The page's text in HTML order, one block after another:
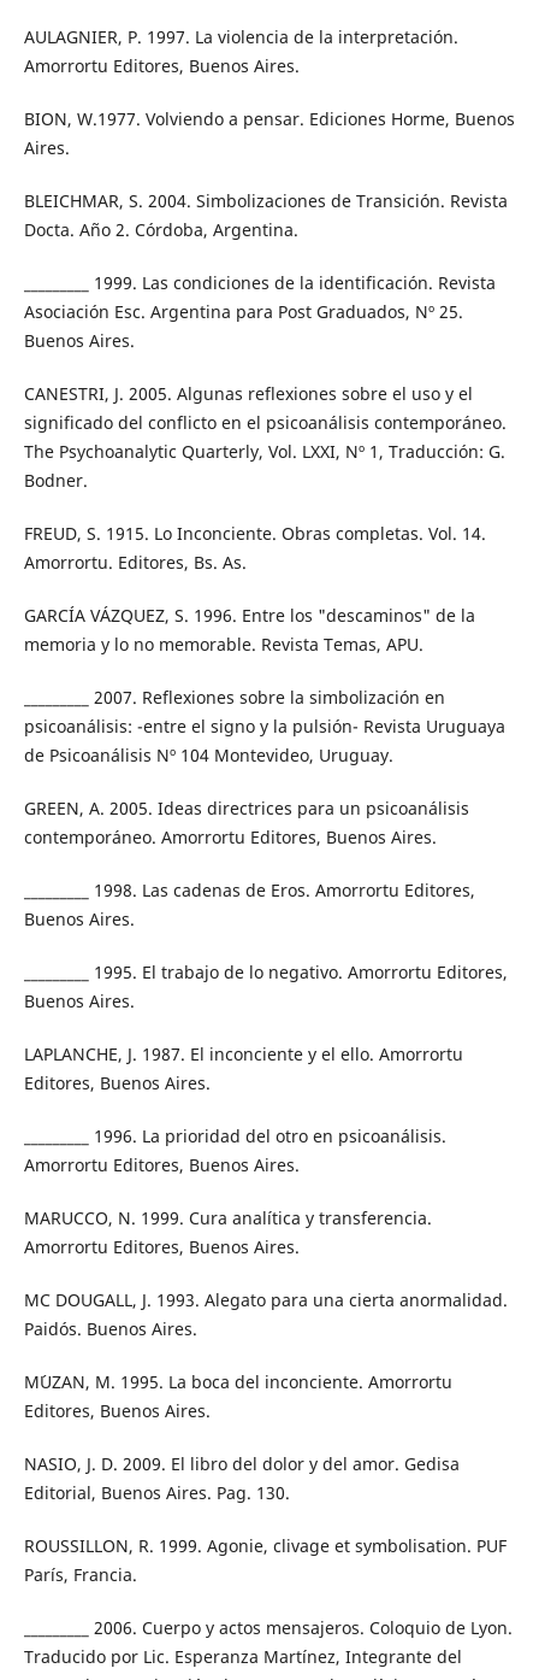
AULAGNIER, P. 1997. La violencia de la interpretación.
Amorrortu Editores, Buenos Aires.
BION, W.1977. Volviendo a pensar. Ediciones Horme, Buenos
Aires.
BLEICHMAR, S. 2004. Simbolizaciones de Transición. Revista
Docta. Año 2. Córdoba, Argentina.
_________ 1999. Las condiciones de la identificación. Revista
Asociación Esc. Argentina para Post Graduados, Nº 25.
Buenos Aires.
CANESTRI, J. 2005. Algunas reflexiones sobre el uso y el
significado del conflicto en el psicoanálisis contemporáneo.
The Psychoanalytic Quarterly, Vol. LXXI, Nº 1, Traducción: G.
Bodner.
FREUD, S. 1915. Lo Inconciente. Obras completas. Vol. 14.
Amorrortu. Editores, Bs. As.
GARCÍA VÁZQUEZ, S. 1996. Entre los "descaminos" de la
memoria y lo no memorable. Revista Temas, APU.
_________ 2007. Reflexiones sobre la simbolización en
psicoanálisis: -entre el signo y la pulsión- Revista Uruguaya
de Psicoanálisis Nº 104 Montevideo, Uruguay.
GREEN, A. 2005. Ideas directrices para un psicoanálisis
contemporáneo. Amorrortu Editores, Buenos Aires.
_________ 1998. Las cadenas de Eros. Amorrortu Editores,
Buenos Aires.
_________ 1995. El trabajo de lo negativo. Amorrortu Editores,
Buenos Aires.
LAPLANCHE, J. 1987. El inconciente y el ello. Amorrortu
Editores, Buenos Aires.
_________ 1996. La prioridad del otro en psicoanálisis.
Amorrortu Editores, Buenos Aires.
MARUCCO, N. 1999. Cura analítica y transferencia.
Amorrortu Editores, Buenos Aires.
MC DOUGALL, J. 1993. Alegato para una cierta anormalidad.
Paidós. Buenos Aires.
M´UZAN, M. 1995. La boca del inconciente. Amorrortu
Editores, Buenos Aires.
NASIO, J. D. 2009. El libro del dolor y del amor. Gedisa
Editorial, Buenos Aires. Pag. 130.
ROUSSILLON, R. 1999. Agonie, clivage et symbolisation. PUF
París, Francia.
_________ 2006. Cuerpo y actos mensajeros. Coloquio de Lyon.
Traducido por Lic. Esperanza Martínez, Integrante del